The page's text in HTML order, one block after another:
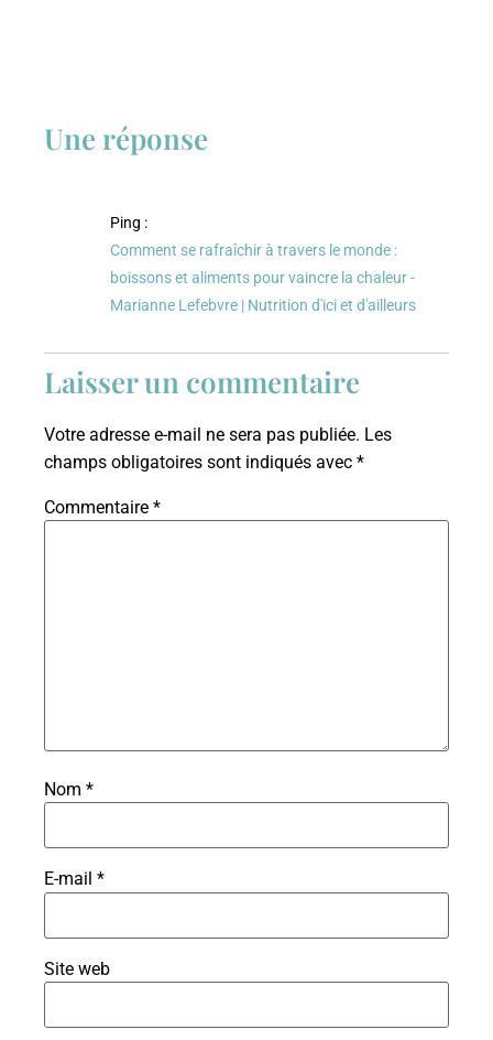
Une réponse
Ping :
Comment se rafraîchir à travers le monde :
boissons et aliments pour vaincre la chaleur -
Marianne Lefebvre | Nutrition d'ici et d'ailleurs
Laisser un commentaire
Votre adresse e-mail ne sera pas publiée. Les
champs obligatoires sont indiqués avec *
Commentaire *
Nom *
E-mail *
Site web